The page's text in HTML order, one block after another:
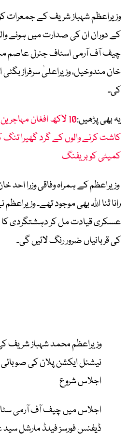
وزیراعظم شہباز شریف کے جمعرات
کے دوران ان کی صدارت میں ہونے
چیف آف آرمی اسٹاف جنرل عاصم
خان مندوخیل، وزیراعلیٰ سرفراز
کی۔
یہ بھی پڑھیں:
10 لاکھ افغان
کاشت کرنے والوں کے گرد گھیرا تنگ
کمیٹی کو بریفنگ
وزیراعظم کے ہمراہ وفاقی وزرا احد
رانا ثنا اللہ بھی موجود تھے۔
عسکری قیادت مل کر دہشتگردی کا
کی قربانیاں ضرور رنگ لائیں گی۔
وزیراعظم محمد شہباز شریف
نیشنل ایکشن پلان کی
اجلاس شروع
اجلاس میں چیف آف آرمی
ڈیفنس فورسز فیلڈ مارشل سید